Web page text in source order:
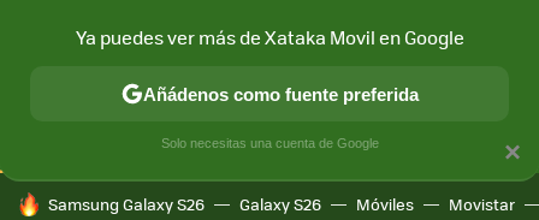
CONECTIVIDAD MÓVIL Y SOCIEDAD APLICACIONES
HOY SE HABLA DE
Samsung Galaxy S26 Galaxy S26 Móviles Movistar
×
Ya puedes ver más de Xataka Movil en Google
Añádenos como fuente preferida
Solo necesitas una cuenta de Google